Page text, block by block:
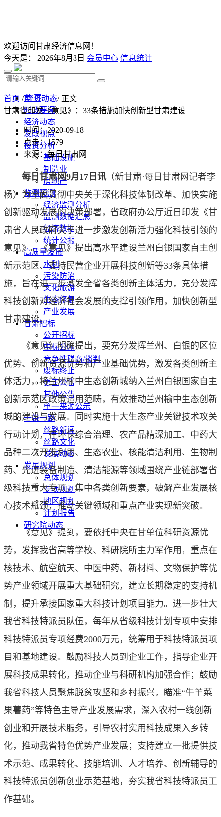
欢迎访问甘肃经济信息网！
今天是： 2026年8月8日 会员中心 信息统计
首 页
时政要闻
经济动态
发改视点
投资分析
基础设施
制造业
房地产
监测预测
经济监测分析
监测数据汇总
经济数据
统计公报
高质量发展
水利
污染防治
文化旅游
生态修复
产业发展
甘肃招标
公开招标
中标公示
竞争性磋商/谈判
废标终止
更正公告
其他公告
单一来源公示
一带一路
丝路新闻
丝路文化
发展动态
发展规划
总体规划
专项规划
地区规划
计划报告
研究院动态
首页 /经济动态/ 正文
甘肃省印发《意见》：33条措施加快创新型甘肃建设
时间：2020-09-18
点击：1579
来源：每日甘肃网
每日甘肃网9月17日讯 （新甘肃·每日甘肃网记者李
杨）为全面贯彻中央关于深化科技体制改革、加快实施
创新驱动发展的决策部署，省政府办公厅近日印发《甘
肃省人民政府关于进一步激发创新活力强化科技引领的
意见》。《意见》提出高水平建设兰州白银国家自主创
新示范区、支持民营企业开展科技创新等33条具体措
施，旨在进一步激发全省各类创新主体活力，充分发挥
科技创新对经济社会发展的支撑引领作用，加快创新型
甘肃建设。
《意见》明确提出，要充分发挥兰州、白银的区位
优势、创新资源优势和产业基础优势，激发各类创新主
体活力，将兰州榆中生态创新城纳入兰州白银国家自主
创新示范区政策适用范畴，有效推动兰州榆中生态创新
城的建设与发展。同时实施十大生态产业关键技术攻关
行动计划，在环保综合治理、农产品精深加工、中药大
品种二次开发利用、生态农业、核能清洁利用、生物制
药、先进装备制造、清洁能源等领域围绕产业链部署省
级科技重大专项，集中各类创新要素，破解产业发展核
心技术瓶颈，推动关键领域和重点产业实现新突破。
《意见》提到，要依托中央在甘单位科研资源优
势，发挥我省高等学校、科研院所主力军作用，重点在
核技术、航空航天、中医中药、新材料、文物保护等优
势产业领域开展重大基础研究，建立长期稳定的支持机
制，提升承接国家重大科技计划项目能力。进一步壮大
我省科技特派员队伍，每年从省级科技计划专项中安排
科技特派员专项经费2000万元，统筹用于科技特派员项
目和基地建设。鼓励科技人员到企业工作，指导企业开
展科技成果转化，推动企业与科研机构加强合作；鼓励
我省科技人员聚焦脱贫攻坚和乡村振兴，瞄准“牛羊菜
果薯药”等特色主导产业发展需求，深入农村一线创新
创业和开展技术服务，引导农村实用科技成果入乡转
化，推动我省特色优势产业发展；支持建立一批提供技
术示范、成果转化、技能培训、人才培养、创新辅导的
科技特派员创新创业示范基地，夯实我省科技特派员工
作基础。